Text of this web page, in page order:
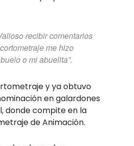
recibir comentarios
me hizo
o mi abuelita”.
y ya obtuvo
en galardones
donde compite en la
de Animación.